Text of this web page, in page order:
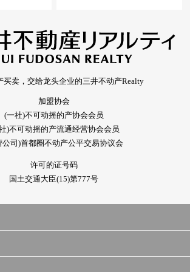
买卖，交给龙头企业的三井不动产Realty
加盟协会
(一社)不可动摇的产协会会员
)不可动摇的产流通经营协会会员
公司)首都圈不动产公平交易协议会
许可的证号码
国土交通大臣(15)第777号